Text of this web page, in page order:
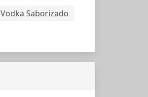
Vodka Saborizado